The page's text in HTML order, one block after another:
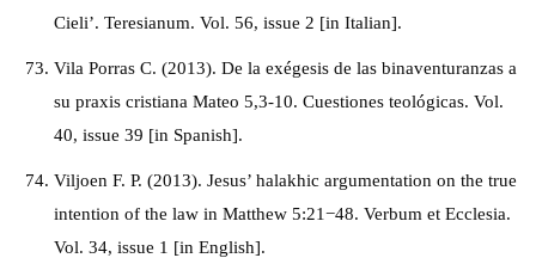
Cieli’. Teresianum. Vol. 56, issue 2 [in Italian].
Vila Porras C. (2013). De la exégesis de las binaventuranzas a
su praxis cristiana Mateo 5,3-10. Cuestiones teológicas. Vol.
40, issue 39 [in Spanish].
Viljoen F. P. (2013). Jesus’ halakhic argumentation on the true
intention of the law in Matthew 5:21−48. Verbum et Ecclesia.
Vol. 34, issue 1 [in English].